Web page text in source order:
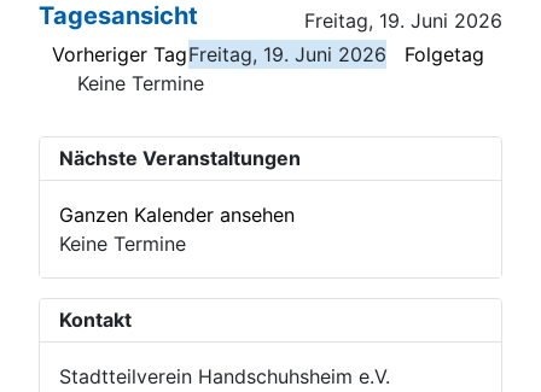
Tagesansicht
Freitag, 19. Juni 2026
Vorheriger TagFreitag, 19. Juni 2026
Folgetag
Keine Termine
Nächste Veranstaltungen
Ganzen Kalender ansehen
Keine Termine
Kontakt
Stadtteilverein Handschuhsheim e.V.